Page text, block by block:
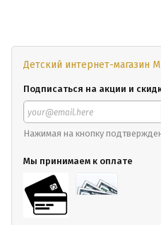
Детский интернет-магазин
Подписаться на акции и
Нажимая на кнопку
Мы принимаем к оплате